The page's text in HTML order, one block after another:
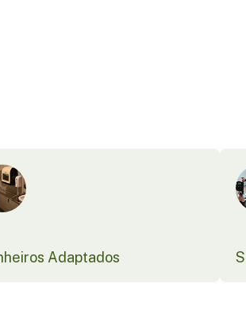
Adaptados